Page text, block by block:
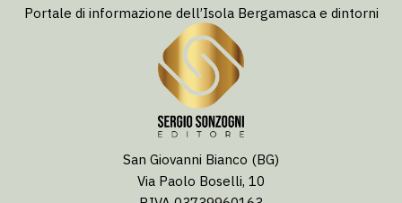
Portale di informazione dell’Isola Bergamasca e dintorni
San Giovanni Bianco (BG)
Via Paolo Boselli, 10